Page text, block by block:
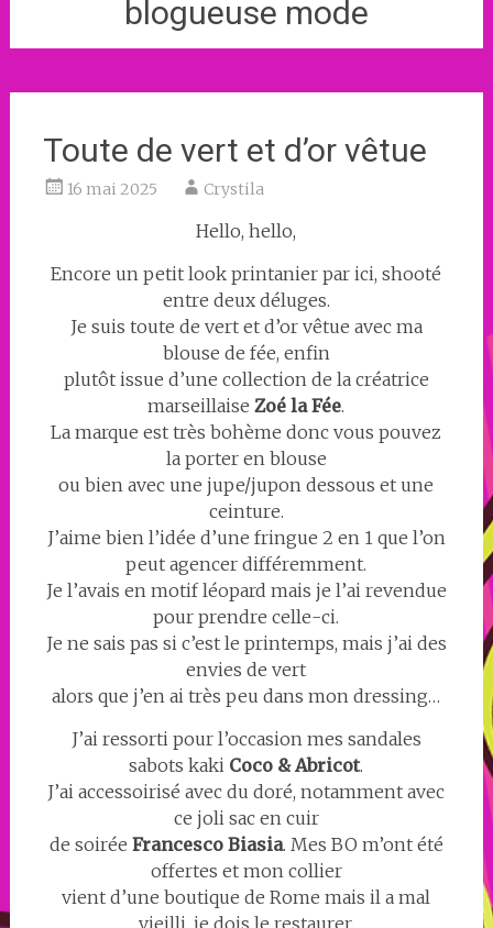
blogueuse mode
Toute de vert et d’or vêtue
16 mai 2025 Crystila
Hello, hello,
Encore un petit look printanier par ici, shooté
entre deux déluges.
Je suis toute de vert et d’or vêtue avec ma
blouse de fée, enfin
plutôt issue d’une collection de la créatrice
marseillaiseZoé la Fée.
La marque est très bohème donc vous pouvez
la porter en blouse
ou bien avec une jupe/jupon dessous et une
ceinture.
J’aime bien l’idée d’une fringue 2 en 1 que l’on
peut agencer différemment.
Je l’avais en motif léopard mais je l’ai revendue
pour prendre celle-ci.
Je ne sais pas si c’est le printemps, mais j’ai des
envies de vert
alors que j’en ai très peu dans mon dressing…
J’ai ressorti pour l’occasion mes sandales
sabots kaki Coco & Abricot.
J’ai accessoirisé avec du doré, notamment avec
ce joli sac en cuir
de soirée Francesco Biasia. Mes BO m’ont été
offertes et mon collier
vient d’une boutique de Rome mais il a mal
vieilli, je dois le restaurer.